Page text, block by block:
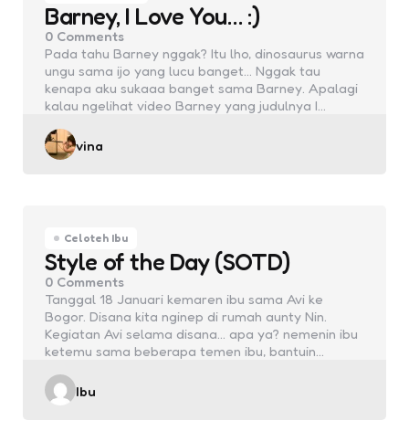
Barney, I Love You… :)
0 Comments
Pada tahu Barney nggak? Itu lho, dinosaurus warna
ungu sama ijo yang lucu banget… Nggak tau
kenapa aku sukaaa banget sama Barney. Apalagi
kalau ngelihat video Barney yang judulnya I…
Posted
vina
Celoteh Ibu
Style of the Day (SOTD)
0 Comments
Tanggal 18 Januari kemaren ibu sama Avi ke
Bogor. Disana kita nginep di rumah aunty Nin.
Kegiatan Avi selama disana… apa ya? nemenin ibu
ketemu sama beberapa temen ibu, bantuin…
Posted
Ibu